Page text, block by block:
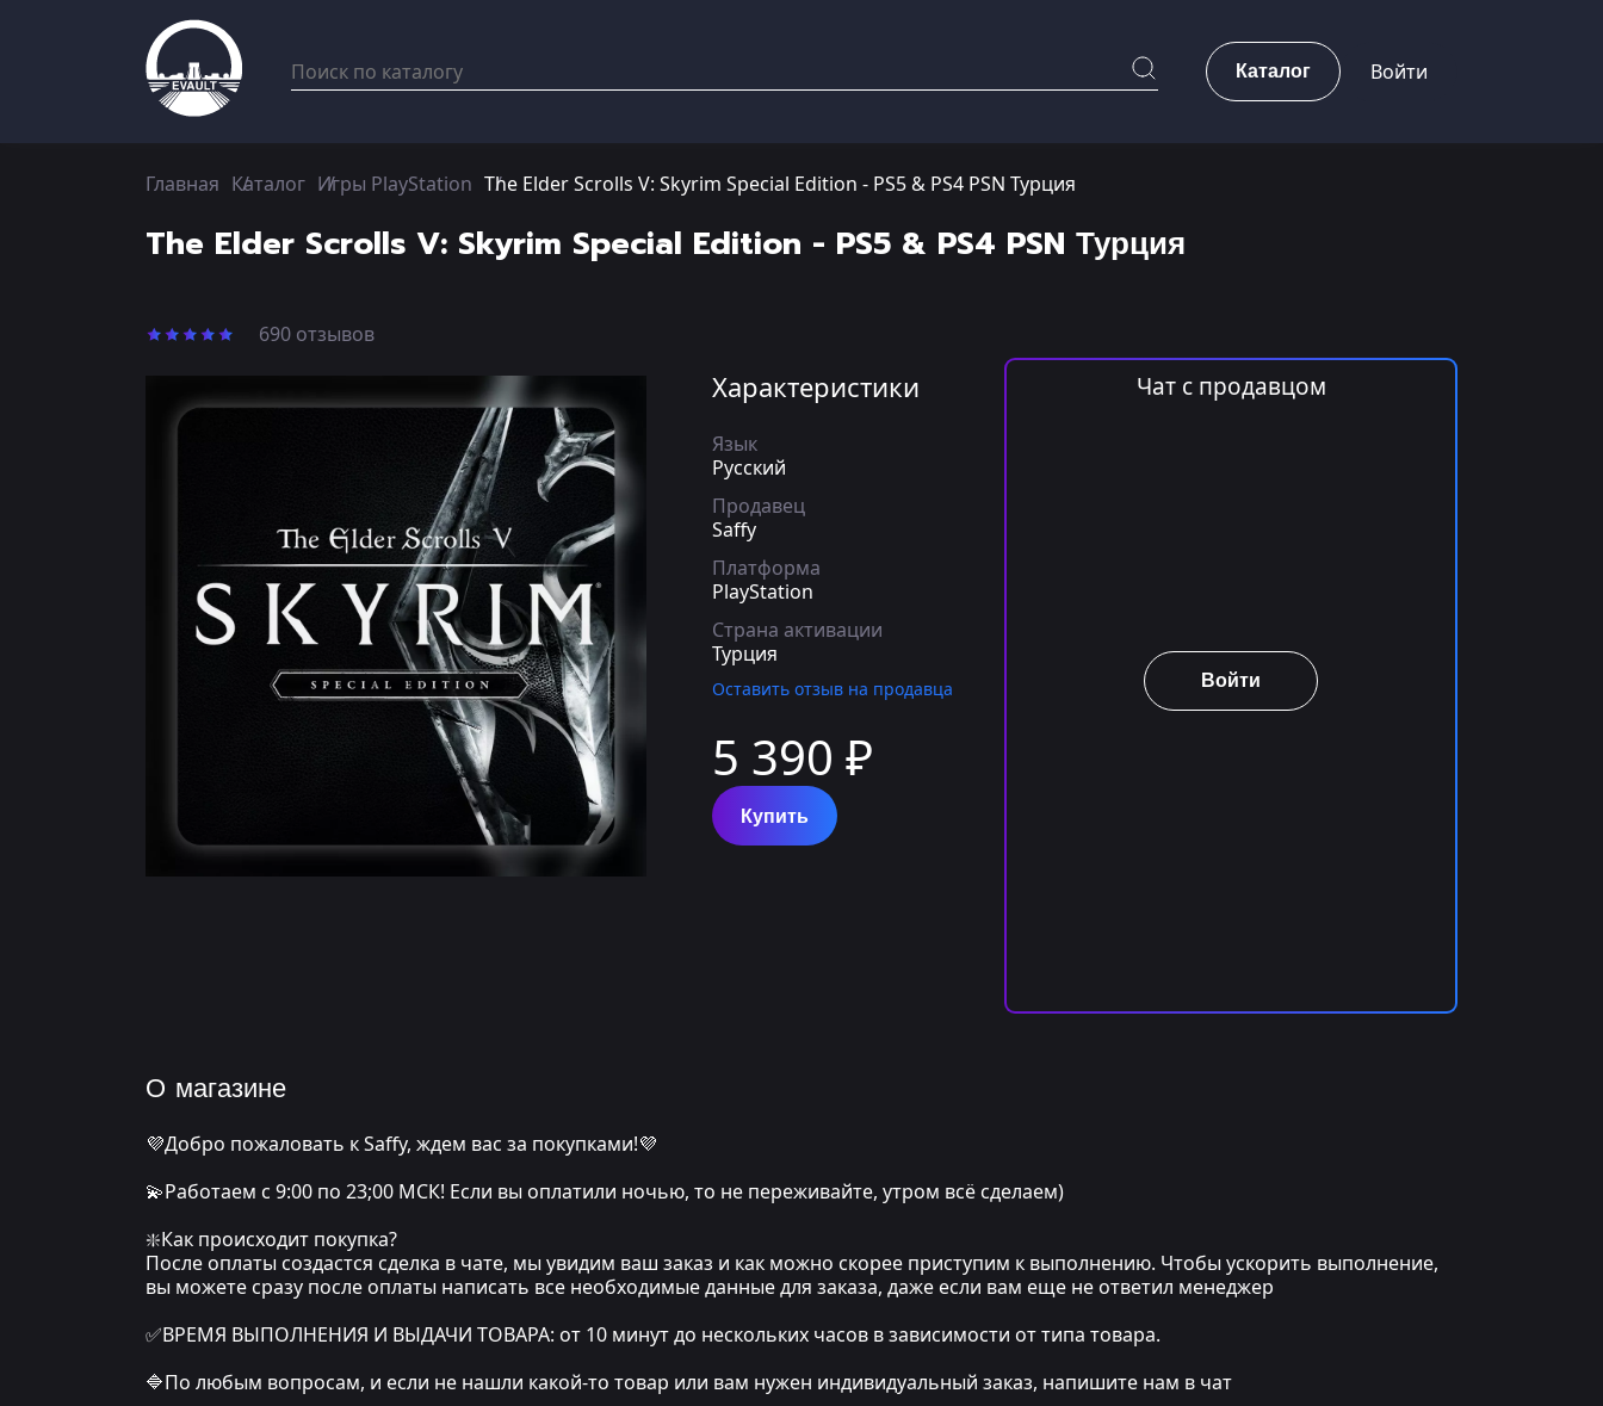
Каталог Войти
Главная Каталог Игры PlayStation The Elder Scrolls V: Skyrim Special Edition - PS5 & PS4 PSN Турция
The Elder Scrolls V: Skyrim Special Edition - PS5 & PS4 PSN Турция
690 отзывов
Характеристики
Язык
Русский
Продавец
Saffy
Платформа
PlayStation
Страна активации
Турция
Оставить отзыв на продавца
5 390 ₽
Купить
Чат с продавцом
Войти
О магазине
💜Добро пожаловать к Saffy, ждем вас за покупками!💜
💫Работаем с 9:00 по 23;00 МСК! Если вы оплатили ночью, то не переживайте, утром всё сделаем)
❇️Как происходит покупка?
После оплаты создастся сделка в чате, мы увидим ваш заказ и как можно скорее приступим к выполнению. Чтобы ускорить выполнение,
вы можете сразу после оплаты написать все необходимые данные для заказа, даже если вам еще не ответил менеджер
✅ВРЕМЯ ВЫПОЛНЕНИЯ И ВЫДАЧИ ТОВАРА: от 10 минут до нескольких часов в зависимости от типа товара.
🔷По любым вопросам, и если не нашли какой-то товар или вам нужен индивидуальный заказ, напишите нам в чат